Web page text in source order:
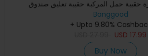
حقيبة حمل المركبة حقيبة تعليق صندوق
Banggood
+ Upto 9.80%
USD 17.99
Buy Now